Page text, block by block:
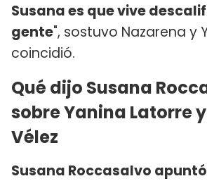
Susana es que vive
gente", sostuvo Nazarena y
coincidió.
Qué dijo Susana
sobre Yanina Latorre
Vélez
Susana Roccasalvo